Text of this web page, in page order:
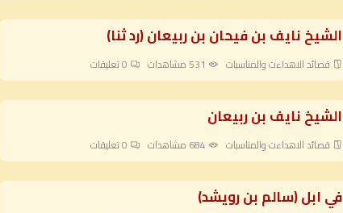
الشيخ نايف بن فيحان بن ربيعان (رد ثنا)
قصائد الاهداءت والمناسبات 531 مشاهدات تعليقات
الشيخ نايف بن ربيعان
قصائد الاهداءت والمناسبات 684 مشاهدات تعليقات
في ابل (سالم بن رويشد)